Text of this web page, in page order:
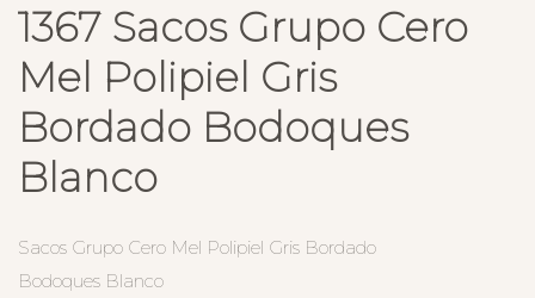
1367 Sacos Grupo Cero
Mel Polipiel Gris
Bordado Bodoques
Blanco
Sacos Grupo Cero Mel Polipiel Gris Bordado
Bodoques Blanco